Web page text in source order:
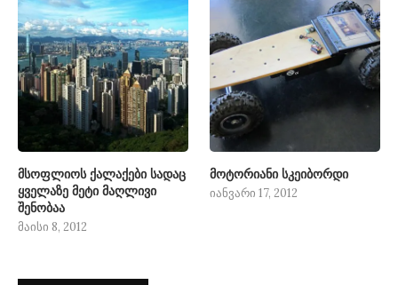
მსოფლიოს ქალაქები სადაც
ყველაზე მეტი მაღლივი
შენობაა
მაისი 8, 2012
მოტორიანი სკეიბორდი
იანვარი 17, 2012